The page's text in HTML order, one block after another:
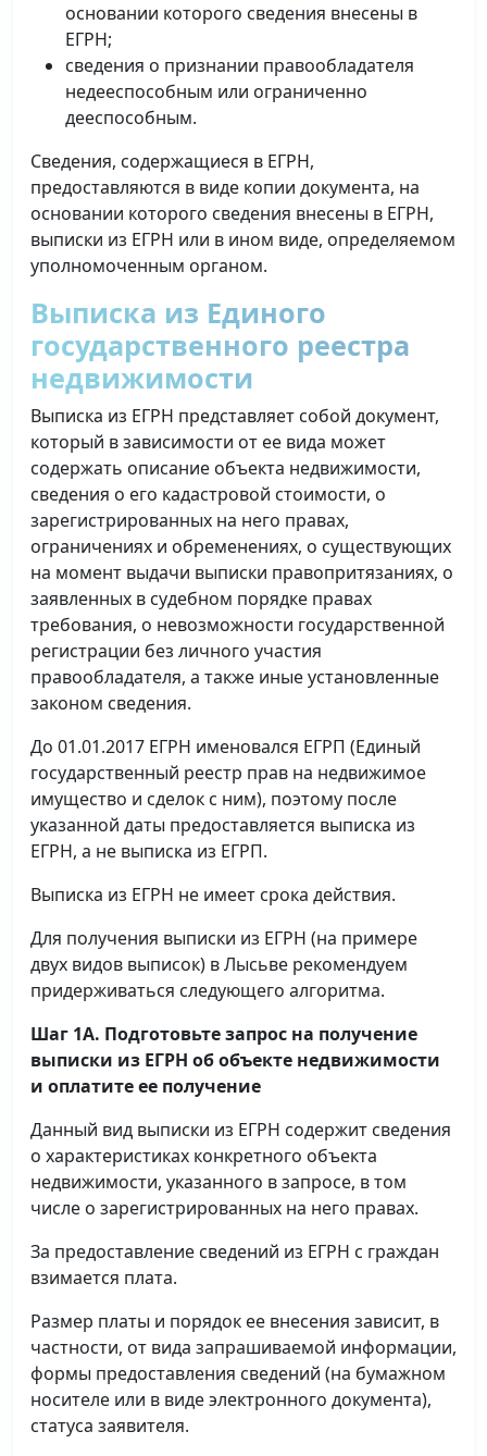
основании которого сведения внесены в
ЕГРН;
сведения о признании правообладателя
недееспособным или ограниченно
дееспособным.
Сведения, содержащиеся в ЕГРН,
предоставляются в виде копии документа, на
основании которого сведения внесены в ЕГРН,
выписки из ЕГРН или в ином виде, определяемом
уполномоченным органом.
Выписка из Единого
государственного реестра
недвижимости
Выписка из ЕГРН представляет собой документ,
который в зависимости от ее вида может
содержать описание объекта недвижимости,
сведения о его кадастровой стоимости, о
зарегистрированных на него правах,
ограничениях и обременениях, о существующих
на момент выдачи выписки правопритязаниях, о
заявленных в судебном порядке правах
требования, о невозможности государственной
регистрации без личного участия
правообладателя, а также иные установленные
законом сведения.
До 01.01.2017 ЕГРН именовался ЕГРП (Единый
государственный реестр прав на недвижимое
имущество и сделок с ним), поэтому после
указанной даты предоставляется выписка из
ЕГРН, а не выписка из ЕГРП.
Выписка из ЕГРН не имеет срока действия.
Для получения выписки из ЕГРН (на примере
двух видов выписок) в Лысьве рекомендуем
придерживаться следующего алгоритма.
Шаг 1А. Подготовьте запрос на получение
выписки из ЕГРН об объекте недвижимости
и оплатите ее получение
Данный вид выписки из ЕГРН содержит сведения
о характеристиках конкретного объекта
недвижимости, указанного в запросе, в том
числе о зарегистрированных на него правах.
За предоставление сведений из ЕГРН с граждан
взимается плата.
Размер платы и порядок ее внесения зависит, в
частности, от вида запрашиваемой информации,
формы предоставления сведений (на бумажном
носителе или в виде электронного документа),
статуса заявителя.